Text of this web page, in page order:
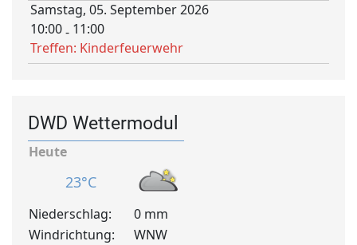
Samstag, 05. September 2026
10:00- 11:00
Treffen: Kinderfeuerwehr
DWD Wettermodul
Heute
23°C
Niederschlag:
0 mm
Windrichtung:
WNW